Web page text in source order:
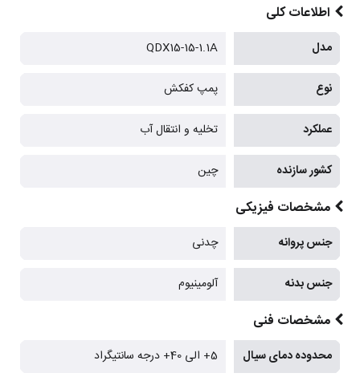
اطلاعات کلی
مدل QDX15-15-1.1A
نوع پمپ کفکش
عملکرد تخلیه و انتقال آب
کشور سازنده چین
مشخصات فیزیکی
جنس پروانه چدنی
جنس بدنه آلومینیوم
مشخصات فنی
محدوده دمای سیال 5+ الی 40+ درجه سانتیگراد